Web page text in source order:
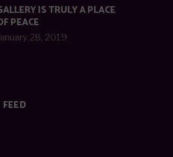
IS TRULY A PLACE
PEACE
28, 2019